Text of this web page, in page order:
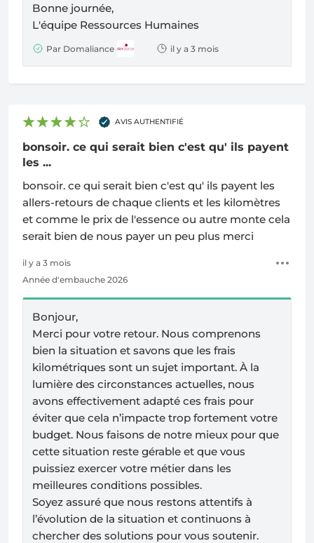
Bonne journée,
L'équipe Ressources Humaines
Par Domaliance il y a 3 mois
AVIS AUTHENTIFIÉ
bonsoir. ce qui serait bien c'est qu' ils payent
les ...
bonsoir. ce qui serait bien c'est qu' ils payent les
allers-retours de chaque clients et les kilomètres
et comme le prix de l'essence ou autre monte cela
serait bien de nous payer un peu plus merci
il y a 3 mois
Année d'embauche 2026
Bonjour,
Merci pour votre retour. Nous comprenons
bien la situation et savons que les frais
kilométriques sont un sujet important. À la
lumière des circonstances actuelles, nous
avons effectivement adapté ces frais pour
éviter que cela n’impacte trop fortement votre
budget. Nous faisons de notre mieux pour que
cette situation reste gérable et que vous
puissiez exercer votre métier dans les
meilleures conditions possibles.
Soyez assuré que nous restons attentifs à
l’évolution de la situation et continuons à
chercher des solutions pour vous soutenir.